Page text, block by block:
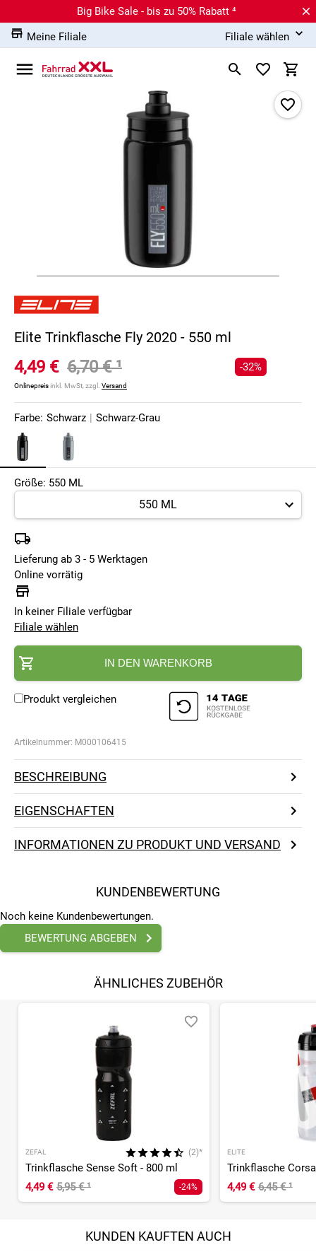
Big Bike Sale - bis zu 50% Rabatt ⁴
Meine Filiale
Filiale wählen
Elite Trinkflasche Fly 2020 - 550 ml
4,49 € 6,70 €¹
Onlinepreisinkl. MwSt, zzgl. Versand
-32%
Farbe: Schwarz | Schwarz-Grau
Größe: 550 ML
Lieferung ab 3 - 5 Werktagen
Online vorrätig
In keiner Filiale verfügbar
Filiale wählen
IN DEN WARENKORB
Produkt vergleichen
Artikelnummer: M000106415
BESCHREIBUNG
EIGENSCHAFTEN
INFORMATIONEN ZU PRODUKT UND VERSAND
KUNDENBEWERTUNG
Noch keine Kundenbewertungen.
BEWERTUNG ABGEBEN
ÄHNLICHES ZUBEHÖR
ZEFAL (2)*
Trinkflasche Sense Soft - 800 ml
4,49 € 5,95 €¹ -24%
ELITE
Trinkflasche
4,49 € 6,45 €¹
KUNDEN KAUFTEN AUCH